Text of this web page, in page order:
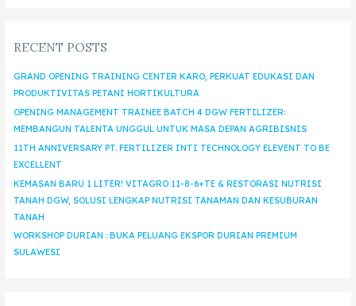
RECENT POSTS
GRAND OPENING TRAINING CENTER KARO, PERKUAT EDUKASI DAN
PRODUKTIVITAS PETANI HORTIKULTURA
OPENING MANAGEMENT TRAINEE BATCH 4 DGW FERTILIZER:
MEMBANGUN TALENTA UNGGUL UNTUK MASA DEPAN AGRIBISNIS
11TH ANNIVERSARY PT. FERTILIZER INTI TECHNOLOGY ELEVENT TO BE
EXCELLENT
KEMASAN BARU 1 LITER! VITAGRO 11-8-6+TE & RESTORASI NUTRISI
TANAH DGW, SOLUSI LENGKAP NUTRISI TANAMAN DAN KESUBURAN
TANAH
WORKSHOP DURIAN : BUKA PELUANG EKSPOR DURIAN PREMIUM
SULAWESI